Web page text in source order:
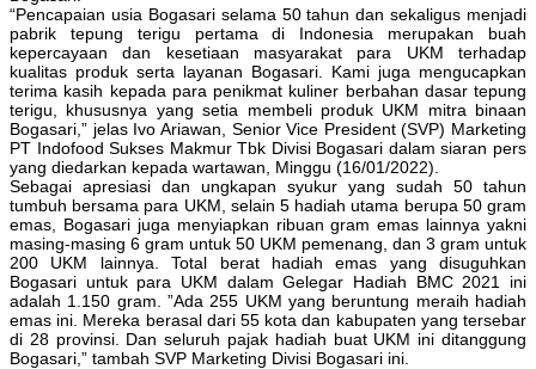
“Pencapaian usia Bogasari selama 50 tahun dan sekaligus menjadi
pabrik tepung terigu pertama di Indonesia merupakan buah
kepercayaan dan kesetiaan masyarakat para UKM terhadap
kualitas produk serta layanan Bogasari. Kami juga mengucapkan
terima kasih kepada para penikmat kuliner berbahan dasar tepung
terigu, khususnya yang setia membeli produk UKM mitra binaan
Bogasari,” jelas Ivo Ariawan, Senior Vice President (SVP) Marketing
PT Indofood Sukses Makmur Tbk Divisi Bogasari dalam siaran pers
yang diedarkan kepada wartawan, Minggu (16/01/2022).
Sebagai apresiasi dan ungkapan syukur yang sudah 50 tahun
tumbuh bersama para UKM, selain 5 hadiah utama berupa 50 gram
emas, Bogasari juga menyiapkan ribuan gram emas lainnya yakni
masing-masing 6 gram untuk 50 UKM pemenang, dan 3 gram untuk
200 UKM lainnya. Total berat hadiah emas yang disuguhkan
Bogasari untuk para UKM dalam Gelegar Hadiah BMC 2021 ini
adalah 1.150 gram. ”Ada 255 UKM yang beruntung meraih hadiah
emas ini. Mereka berasal dari 55 kota dan kabupaten yang tersebar
di 28 provinsi. Dan seluruh pajak hadiah buat UKM ini ditanggung
Bogasari,” tambah SVP Marketing Divisi Bogasari ini.